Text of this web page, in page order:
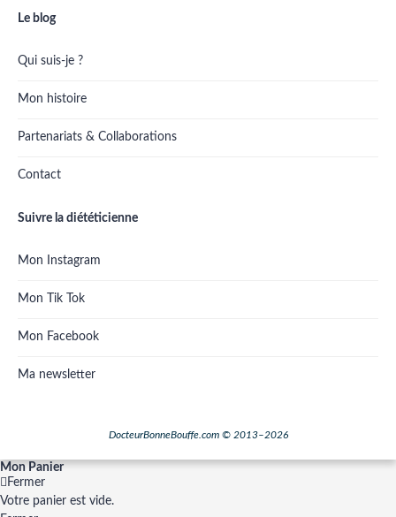
Le blog
Qui suis-je ?
Mon histoire
Partenariats & Collaborations
Contact
Suivre la diététicienne
Mon Instagram
Mon Tik Tok
Mon Facebook
Ma newsletter
DocteurBonneBouffe.com © 2013–2026
Mon Panier
Fermer
Votre panier est vide.